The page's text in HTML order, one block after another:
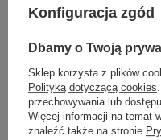
ciemny zielony
Konfiguracja zgód
Dbamy o Twoją
Sklep korzysta z plików
Polityką dotyczącą cookies
przechowywania lub
Więcej informacji na temat
znaleźć także na stronie